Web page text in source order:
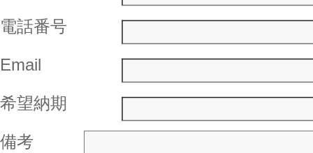
電話番号
Email
希望納期
備考